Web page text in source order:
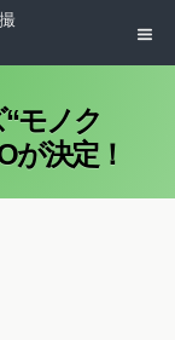
モノク
が決定！